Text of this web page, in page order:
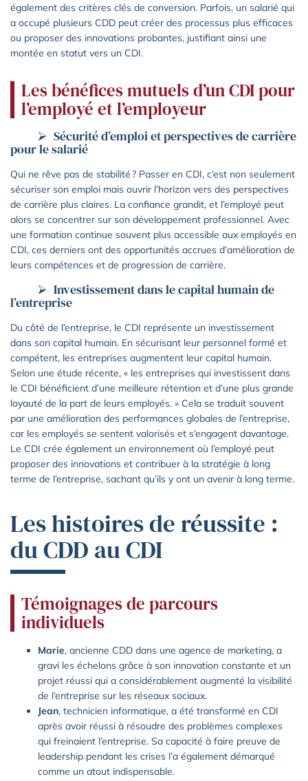
également des critères clés de conversion. Parfois, un salarié qui
a occupé plusieurs CDD peut créer des processus plus efficaces
ou proposer des innovations probantes, justifiant ainsi une
montée en statut vers un CDI.
Les bénéfices mutuels d’un CDI pour
l’employé et l’employeur
Sécurité d’emploi et perspectives de carrière
pour le salarié
Qui ne rêve pas de stabilité ? Passer en CDI, c’est non seulement
sécuriser son emploi mais ouvrir l’horizon vers des perspectives
de carrière plus claires. La confiance grandit, et l’employé peut
alors se concentrer sur son développement professionnel. Avec
une formation continue souvent plus accessible aux employés en
CDI, ces derniers ont des opportunités accrues d’amélioration de
leurs compétences et de progression de carrière.
Investissement dans le capital humain de
l’entreprise
Du côté de l’entreprise, le CDI représente un investissement
dans son capital humain. En sécurisant leur personnel formé et
compétent, les entreprises augmentent leur capital humain.
Selon une étude récente, « les entreprises qui investissent dans
le CDI bénéficient d’une meilleure rétention et d’une plus grande
loyauté de la part de leurs employés. » Cela se traduit souvent
par une amélioration des performances globales de l’entreprise,
car les employés se sentent valorisés et s’engagent davantage.
Le CDI crée également un environnement où l’employé peut
proposer des innovations et contribuer à la stratégie à long
terme de l’entreprise, sachant qu’ils y ont un avenir à long terme.
Les histoires de réussite :
du CDD au CDI
Témoignages de parcours
individuels
Marie, ancienne CDD dans une agence de marketing, a
gravi les échelons grâce à son innovation constante et un
projet réussi qui a considérablement augmenté la visibilité
de l’entreprise sur les réseaux sociaux.
Jean, technicien informatique, a été transformé en CDI
après avoir réussi à résoudre des problèmes complexes
qui freinaient l’entreprise. Sa capacité à faire preuve de
leadership pendant les crises l’a également démarqué
comme un atout indispensable.